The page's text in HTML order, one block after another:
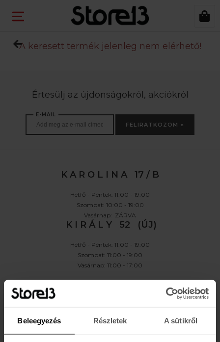
Beleegyezés Részletek A sütikről
A keresett termék jelenleg nem elérhető!
Értesülj az újdonságokról, akciókról
E-MAIL
FELIRATKOZOM »
K A R O L I N A 17 / B
Hétfő - Péntek: 11:00 - 19:00
Szombat: 10:00 - 19:00
Vasárnap: ZÁRVA
K I R Á L Y 52 (ÚJ)
Hétfő - Péntek: 11:00 - 19:00
Szombat: 11:00 - 19:00
Vasárnap: 11:00 - 17:00
Karolina:
+36 (1) 466-5510, +36 (30) 3193924
Király: